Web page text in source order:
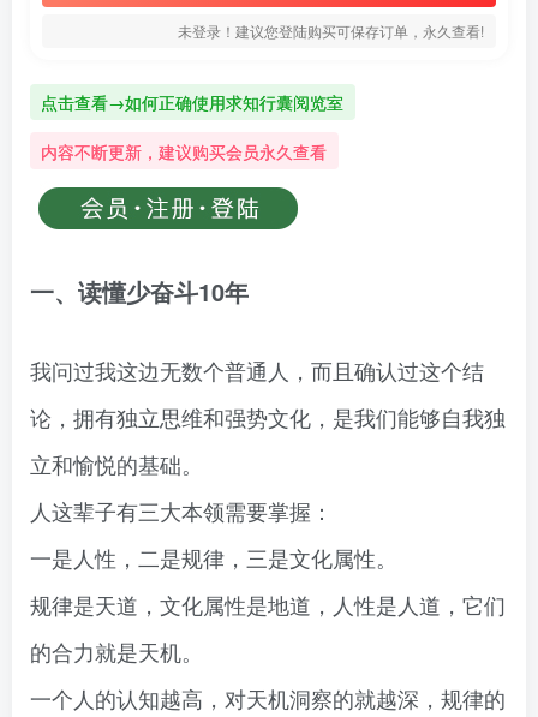
未登录！建议您登陆购买可保存订单，永久查看!
点击查看→如何正确使用求知行囊阅览室
内容不断更新，建议购买会员永久查看
一、读懂少奋斗10年
我问过我这边无数个普通人，而且确认过这个结
论，拥有独立思维和强势文化，是我们能够自我独
立和愉悦的基础。
人这辈子有三大本领需要掌握：
一是人性，二是规律，三是文化属性。
规律是天道，文化属性是地道，人性是人道，它们
的合力就是天机。
一个人的认知越高，对天机洞察的就越深，规律的